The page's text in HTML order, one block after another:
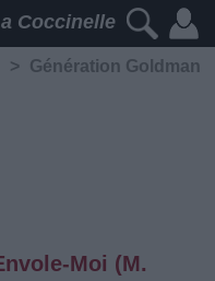
Coccinelle
> Génération Goldman
Moi (M.